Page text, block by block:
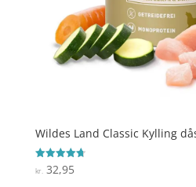
Wildes Land Classic Kylling
Vurderet
4.7
kr.32,95